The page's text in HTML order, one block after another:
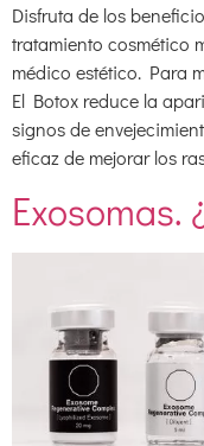
Disfruta de los
tratamiento cosmético
médico estético. Para
El Botox reduce la
signos de
eficaz de mejorar los
Exosomas.